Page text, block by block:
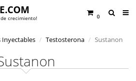
0
crecimiento!
Inyectables Testosterona Sustanon